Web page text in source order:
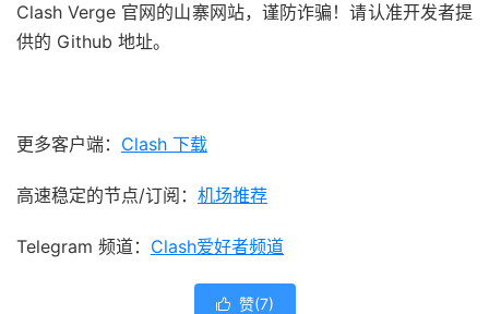
Clash Verge 官网的山寨网站，谨防诈骗！请认准开发者提
供的 Github 地址。
更多客户端： Clash 下载
高速稳定的节点/订阅： 机场推荐
Telegram 频道： Clash爱好者频道
 赞(7)